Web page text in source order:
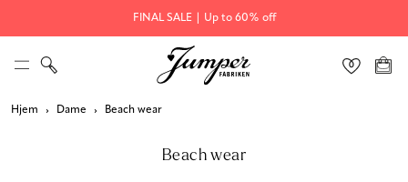
FINAL SALE | Up to 60% off
Hjem Dame Beach wear
Beach wear